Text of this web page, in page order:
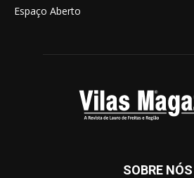
Espaço Aberto
SOBRE NÓS